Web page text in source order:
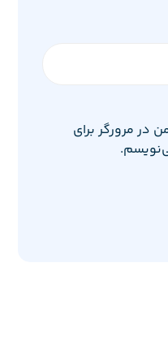
در مرورگر برای